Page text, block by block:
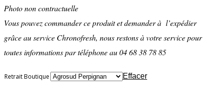
Photo non contractuelle
Vous pouvez commander ce produit et demander à l’expédier
grâce au service Chronofresh, nous restons à votre service pour
toutes informations par téléphone au 04 68 38 78 85
Retrait Boutique Effacer